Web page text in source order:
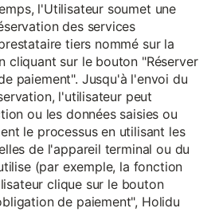
l'Utilisateur soumet une
des services
tiers nommé sur la
cliquant sur le bouton "Réserver
paiement". Jusqu'à l'envoi du
l'utilisateur peut
ou les données saisies ou
le processus en utilisant les
de l'appareil terminal ou du
(par exemple, la fonction
clique sur le bouton
de paiement", Holidu